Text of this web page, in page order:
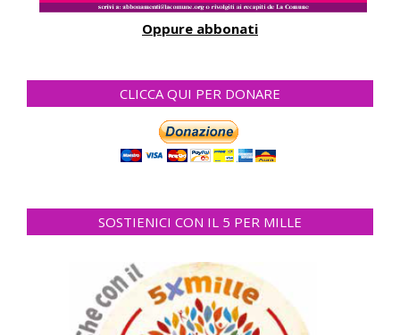
Oppure abbonati
CLICCA QUI PER DONARE
SOSTIENICI CON IL 5 PER MILLE